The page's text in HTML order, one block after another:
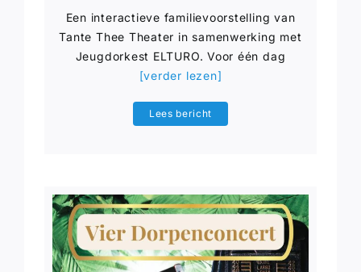
Een interactieve familievoorstelling van
Tante Thee Theater in samenwerking met
Jeugdorkest ELTURO. Voor één dag
[verder lezen]
Lees bericht